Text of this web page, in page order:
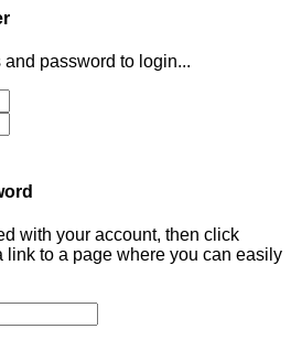
password to login...
with your account, then click
link to a page where you can easily